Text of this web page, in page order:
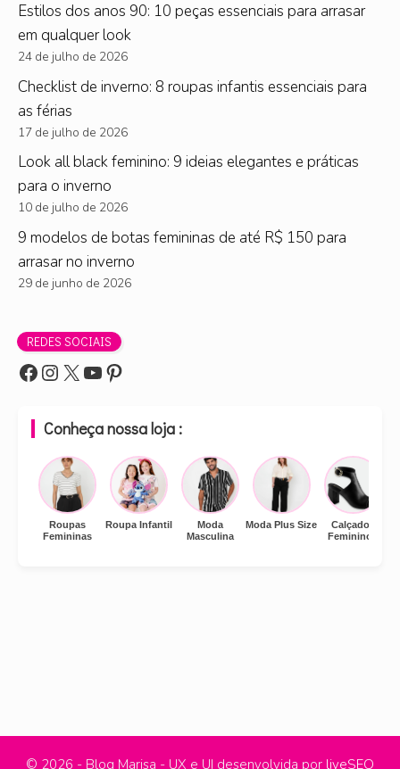
Estilos dos anos 90: 10 peças essenciais para arrasar
em qualquer look
24 de julho de 2026
Checklist de inverno: 8 roupas infantis essenciais para
as férias
17 de julho de 2026
Look all black feminino: 9 ideias elegantes e práticas
para o inverno
10 de julho de 2026
9 modelos de botas femininas de até R$ 150 para
arrasar no inverno
29 de junho de 2026
REDES SOCIAIS
eaewqsa
Instagram
X Youtube
Pinterest
Conheça nossa loja :
Roupas
Femininas
Roupa Infantil
Moda
Masculina
Moda Plus Size
Calçados
Femininos
© 2026 - Blog Marisa - UX e UI desenvolvida por liveSEO